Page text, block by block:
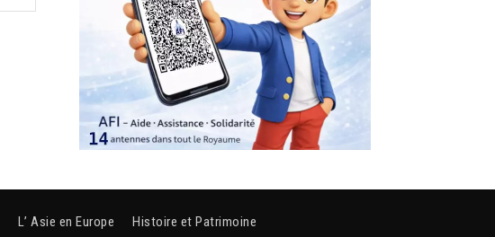
L’ Asie en Europe Histoire et Patrimoine